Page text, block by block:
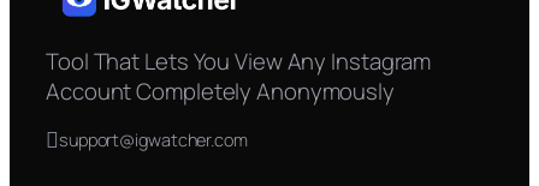
Tool That Lets You View Any Instagram
Account Completely Anonymously
support@igwatcher.com